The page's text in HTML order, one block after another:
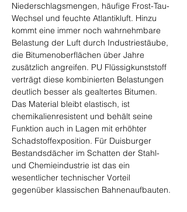
Niederschlagsmengen, häufige Frost-Tau-
Wechsel und feuchte Atlantikluft. Hinzu
kommt eine immer noch wahrnehmbare
Belastung der Luft durch Industriestäube,
die Bitumenoberflächen über Jahre
zusätzlich angreifen. PU Flüssigkunststoff
verträgt diese kombinierten Belastungen
deutlich besser als gealtertes Bitumen.
Das Material bleibt elastisch, ist
chemikalienresistent und behält seine
Funktion auch in Lagen mit erhöhter
Schadstoffexposition. Für Duisburger
Bestandsdächer im Schatten der Stahl-
und Chemieindustrie ist das ein
wesentlicher technischer Vorteil
gegenüber klassischen Bahnenaufbauten.